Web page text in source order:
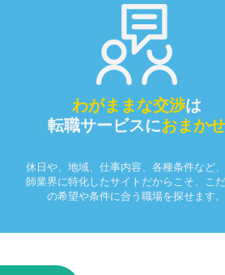
わがままな交渉は
転職サービスにおまかせ
休日や、地域、仕事内容、各種条件など
師業界に特化したサイトだからこそ、こ
の希望や条件に合う職場を探せます。